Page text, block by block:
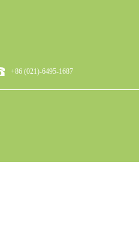
+86 (021)-6495-1687